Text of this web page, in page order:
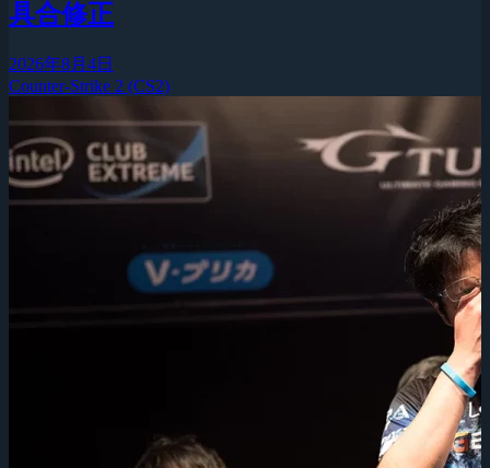
具合修正
2026年8月4日
Counter-Strike 2 (CS2)